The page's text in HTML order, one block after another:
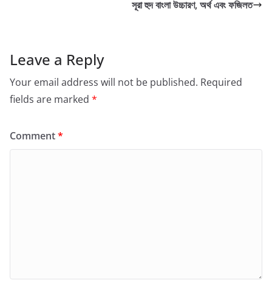
সূরা হুদ‌ বাংলা উচ্চারণ, অর্থ এবং ফজিলত
Leave a Reply
Your email address will not be published. Required
fields are marked *
Comment*